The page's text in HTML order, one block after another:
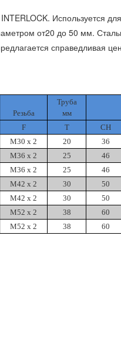
Используется
от20 до 50 мм.
справедливая
Резьба
Труба
мм
F T CH
M30 x 2 20 36
M36 x 2 25 46
M36 x 2 25 46
M42 x 2 30 50
M42 x 2 30 50
M52 x 2 38 60
M52 x 2 38 60